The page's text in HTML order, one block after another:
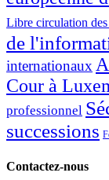
Libre circulation des
de
internationaux
Cour à
professionnel
successions
Contactez-nous